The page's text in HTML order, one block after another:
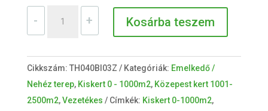
- + Kosárba teszem
Cikkszám: TH040BI03Z Kategóriák: Emelkedő /
Nehéz terep, Kiskert 0 - 1000m2, Közepest kert 1001-
2500m2,Vezetékes Címkék: Kiskert 0-1000m2,